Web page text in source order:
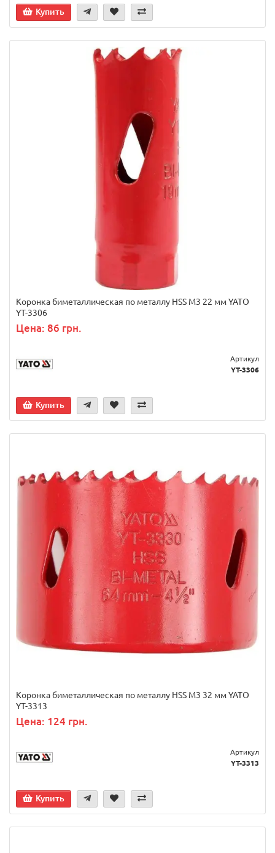
Купить
Коронка биметаллическая по металлу HSS M3 22 мм YATO
YT-3306
Цена: 86 грн.
Артикул
YT-3306
Купить
Коронка биметаллическая по металлу HSS M3 32 мм YATO
YT-3313
Цена: 124 грн.
Артикул
YT-3313
Купить